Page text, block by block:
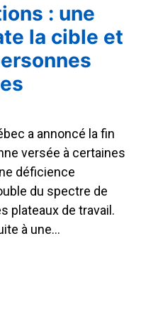
: une
la cible et
a annoncé la fin
versée à certaines
déficience
du spectre de
plateaux de travail.
à une…